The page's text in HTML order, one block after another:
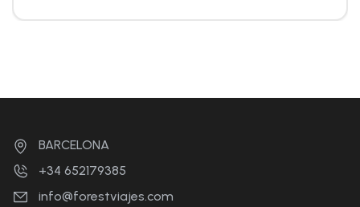
BARCELONA
+34 652179385
info@forestviajes.com